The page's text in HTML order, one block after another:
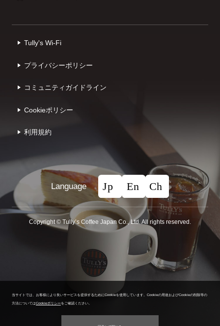
Tully's Wi-Fi
プライバシーポリシー
コミュニティガイドライン
Cookieポリシー
利⽤規約
Language
Copyright © Tullyʼs Coffee Japan Co., Ltd. All rights reserved.
当サイトでは、お客様により良いサービスを提供するためにCookieを使用しています。 Cookieの用途およびCookieの削除等の
方法についてはCookieポリシーをご確認ください。